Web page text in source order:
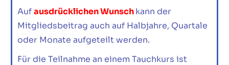
Aufausdrücklichen Wunschkann der
Mitgliedsbeitrag auch auf Halbjahre, Quartale
oder Monate aufgeteilt werden.
Für die Teilnahme an einem Tauchkurs ist